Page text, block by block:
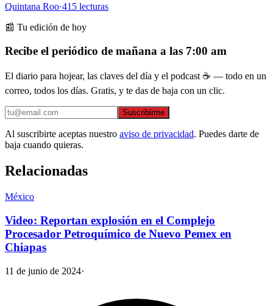
Quintana Roo·415 lecturas
📰 Tu edición de hoy
Recibe el periódico de mañana a las 7:00 am
El diario para hojear, las claves del día y el podcast ☕ — todo en un
correo, todos los días. Gratis, y te das de baja con un clic.
Suscribirme
Al suscribirte aceptas nuestro aviso de privacidad. Puedes darte de
baja cuando quieras.
Relacionadas
México
Video: Reportan explosión en el Complejo
Procesador Petroquímico de Nuevo Pemex en
Chiapas
11 de junio de 2024·